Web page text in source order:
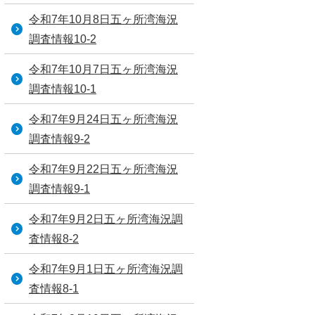
令和7年10月8日五ヶ所湾海況
調査情報10-2
令和7年10月7日五ヶ所湾海況
調査情報10-1
令和7年9月24日五ヶ所湾海況
調査情報9-2
令和7年9月22日五ヶ所湾海況
調査情報9-1
令和7年9月2日五ヶ所湾海況調
査情報8-2
令和7年9月1日五ヶ所湾海況調
査情報8-1